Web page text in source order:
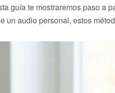
guía te mostraremos paso a
un audio personal, estos